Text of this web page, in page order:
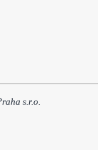
s.r.o.